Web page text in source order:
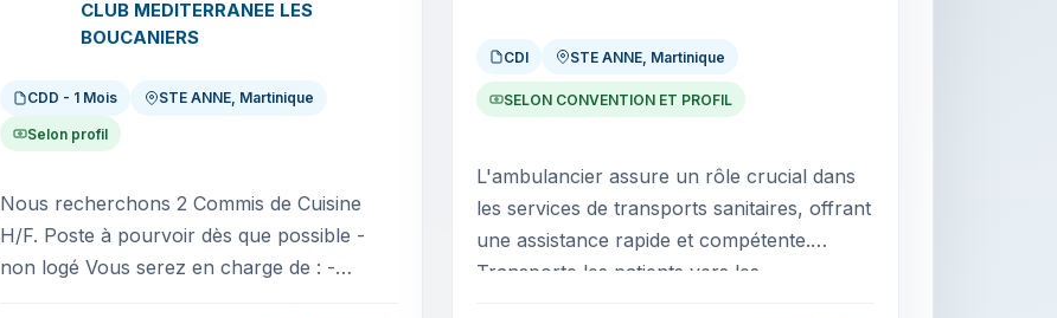
CLUB MEDITERRANEE LES
BOUCANIERS
CDD - 1 Mois STE ANNE, Martinique
Selon profil
Nous recherchons 2 Commis de Cuisine
H/F. Poste à pourvoir dès que possible -
non logé Vous serez en charge de : -
CDI STE ANNE, Martinique
SELON CONVENTION ET PROFIL
L'ambulancier assure un rôle crucial dans
les services de transports sanitaires, offrant
une assistance rapide et compétente.
Transporte les patients vers les